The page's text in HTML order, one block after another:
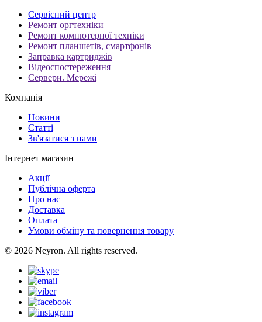
Сервісний центр
Ремонт оргтехніки
Ремонт компютерної техніки
Ремонт планшетів, смартфонів
Заправка картриджів
Відеоспостереження
Сервери. Мережі
Компанія
Новини
Статті
Зв'язатися з нами
Інтернет магазин
Акції
Публічна оферта
Про нас
Доставка
Оплата
Умови обміну та повернення товару
© 2026 Neyron. All rights reserved.